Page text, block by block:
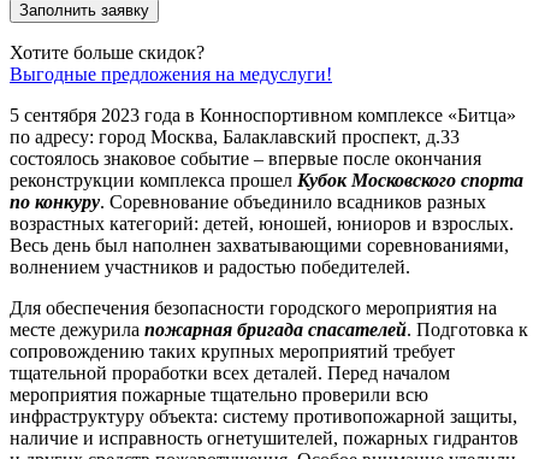
Заполнить заявку
Хотите больше скидок?
Выгодные предложения на медуслуги!
5 сентября 2023 года в Конноспортивном комплексе «Битца»
по адресу: город Москва, Балаклавский проспект, д.33
состоялось знаковое событие – впервые после окончания
реконструкции комплекса прошел Кубок Московского спорта
по конкуру. Соревнование объединило всадников разных
возрастных категорий: детей, юношей, юниоров и взрослых.
Весь день был наполнен захватывающими соревнованиями,
волнением участников и радостью победителей.
Для обеспечения безопасности городского мероприятия на
месте дежурила пожарная бригада спасателей. Подготовка к
сопровождению таких крупных мероприятий требует
тщательной проработки всех деталей. Перед началом
мероприятия пожарные тщательно проверили всю
инфраструктуру объекта: систему противопожарной защиты,
наличие и исправность огнетушителей, пожарных гидрантов